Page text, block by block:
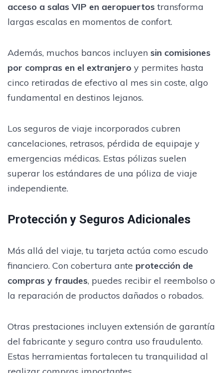
acceso a salas VIP en aeropuertos transforma
largas escalas en momentos de confort.
Además, muchos bancos incluyen sin comisiones
por compras en el extranjero y permites hasta
cinco retiradas de efectivo al mes sin coste, algo
fundamental en destinos lejanos.
Los seguros de viaje incorporados cubren
cancelaciones, retrasos, pérdida de equipaje y
emergencias médicas. Estas pólizas suelen
superar los estándares de una póliza de viaje
independiente.
Protección y Seguros Adicionales
Más allá del viaje, tu tarjeta actúa como escudo
financiero. Con cobertura ante protección de
compras y fraudes, puedes recibir el reembolso o
la reparación de productos dañados o robados.
Otras prestaciones incluyen extensión de garantía
del fabricante y seguro contra uso fraudulento.
Estas herramientas fortalecen tu tranquilidad al